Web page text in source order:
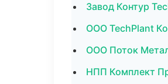
Завод Контур
ООО TechPlant
ООО Поток
НПП Комплект